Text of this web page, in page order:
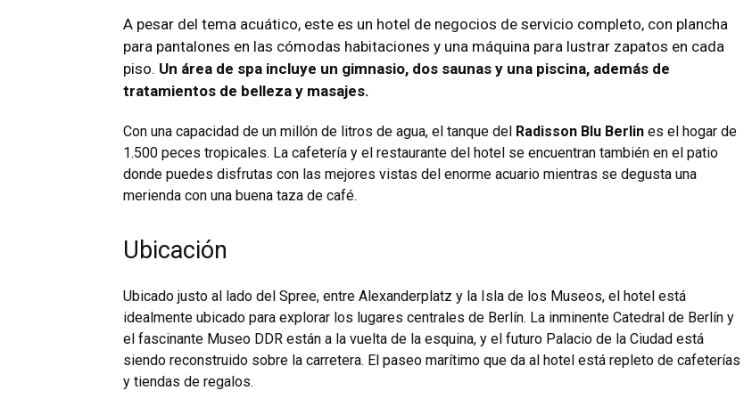
A pesar del tema acuático, este es un hotel de negocios de servicio completo, con plancha
para pantalones en las cómodas habitaciones y una máquina para lustrar zapatos en cada
piso. Un área de spa incluye un gimnasio, dos saunas y una piscina, además de
tratamientos de belleza y masajes.
Con una capacidad de un millón de litros de agua, el tanque del Radisson Blu Berlin es el hogar de
1.500 peces tropicales. La cafetería y el restaurante del hotel se encuentran también en el patio
donde puedes disfrutas con las mejores vistas del enorme acuario mientras se degusta una
merienda con una buena taza de café.
Ubicación
Ubicado justo al lado del Spree, entre Alexanderplatz y la Isla de los Museos, el hotel está
idealmente ubicado para explorar los lugares centrales de Berlín. La inminente Catedral de Berlín y
el fascinante Museo DDR están a la vuelta de la esquina, y el futuro Palacio de la Ciudad está
siendo reconstruido sobre la carretera. El paseo marítimo que da al hotel está repleto de cafeterías
y tiendas de regalos.